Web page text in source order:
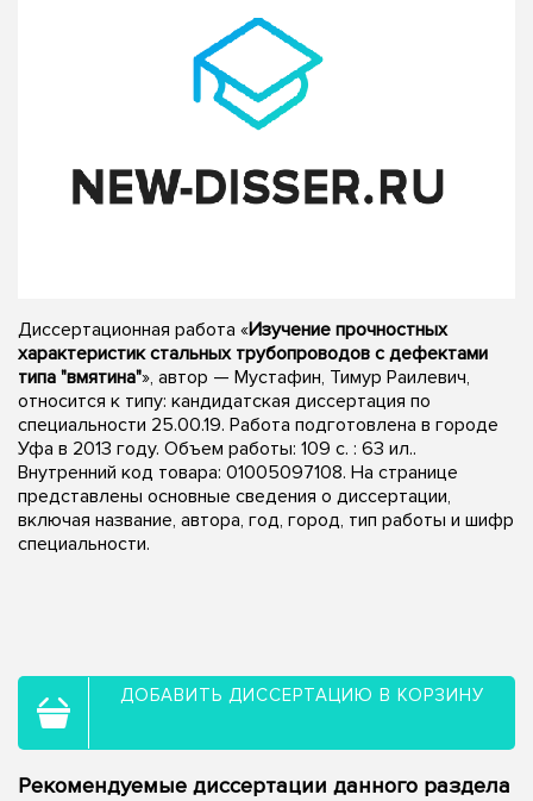
Диссертационная работа «Изучение прочностных
характеристик стальных трубопроводов с дефектами
типа "вмятина"», автор — Мустафин, Тимур Раилевич,
относится к типу: кандидатская диссертация по
специальности 25.00.19. Работа подготовлена в городе
Уфа в 2013 году. Объем работы: 109 с. : 63 ил..
Внутренний код товара: 01005097108. На странице
представлены основные сведения о диссертации,
включая название, автора, год, город, тип работы и шифр
специальности.
ДОБАВИТЬ ДИССЕРТАЦИЮ В КОРЗИНУ
Рекомендуемые диссертации данного раздела